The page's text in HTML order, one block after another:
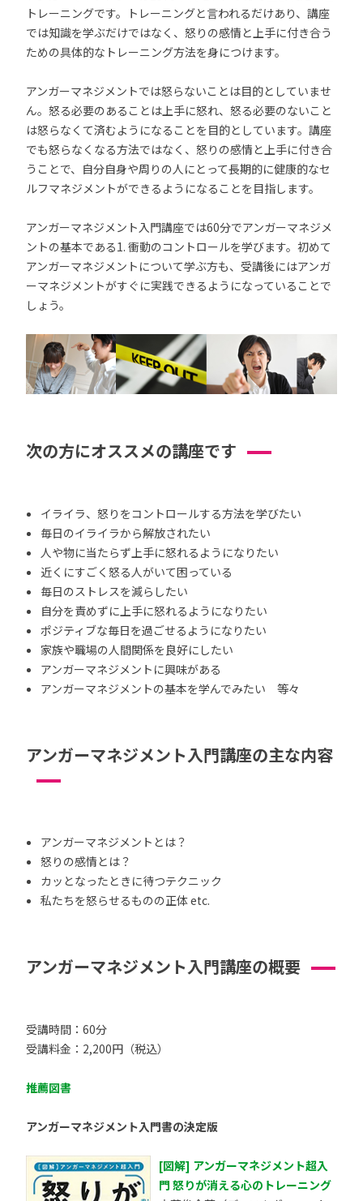
トレーニングです。トレーニングと言われるだけあり、講座
では知識を学ぶだけではなく、怒りの感情と上手に付き合う
ための具体的なトレーニング方法を身につけます。
アンガーマネジメントでは怒らないことは目的としていませ
ん。怒る必要のあることは上手に怒れ、怒る必要のないこと
は怒らなくて済むようになることを目的としています。講座
でも怒らなくなる方法ではなく、怒りの感情と上手に付き合
うことで、自分自身や周りの人にとって長期的に健康的なセ
ルフマネジメントができるようになることを目指します。
アンガーマネジメント入門講座では60分でアンガーマネジメ
ントの基本である1. 衝動のコントロールを学びます。初めて
アンガーマネジメントについて学ぶ方も、受講後にはアンガ
ーマネジメントがすぐに実践できるようになっていることで
しょう。
次の方にオススメの講座です
イライラ、怒りをコントロールする方法を学びたい
毎日のイライラから解放されたい
人や物に当たらず上手に怒れるようになりたい
近くにすごく怒る人がいて困っている
毎日のストレスを減らしたい
自分を責めずに上手に怒れるようになりたい
ポジティブな毎日を過ごせるようになりたい
家族や職場の人間関係を良好にしたい
アンガーマネジメントに興味がある
アンガーマネジメントの基本を学んでみたい 等々
アンガーマネジメント入門講座の主な内容
アンガーマネジメントとは？
怒りの感情とは？
カッとなったときに待つテクニック
私たちを怒らせるものの正体 etc.
アンガーマネジメント入門講座の概要
受講時間：60分
受講料金：2,200円（税込）
推薦図書
アンガーマネジメント入門書の決定版
[図解] アンガーマネジメント超入
門 怒りが消える心のトレーニング